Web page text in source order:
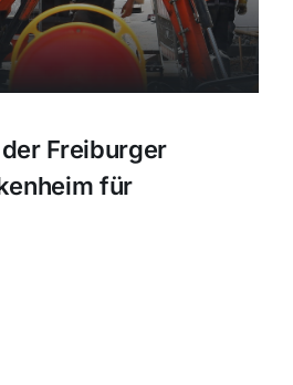
Freiburger
für